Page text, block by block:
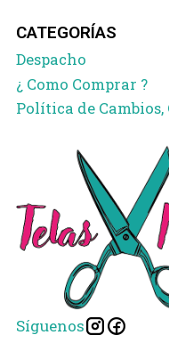
CATEGORÍAS
Despacho
¿ Como Comprar ?
Política de
Síguenos